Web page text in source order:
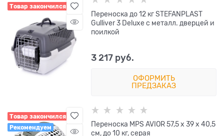
Товар закончился
Переноска до 12 кг STEFANPLAST
Gulliver 3 Deluxe с металл. дверцей и
поилкой
3 217 руб.
ОФОРМИТЬ
ПРЕДЗАКАЗ
Товар закончился
Рекомендуем
Переноска MPS AVIOR 57,5 х 39 х 40,5
см, до 10 кг, серая